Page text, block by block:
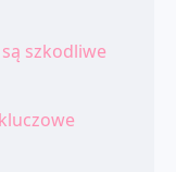
szkodliwe